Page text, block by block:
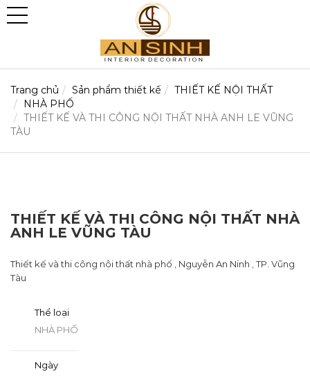
Trang chủ Sản phẩm thiết kế
THIẾT KẾ NỘI THẤT
NHÀ PHỐ
THIẾT KẾ VÀ THI CÔNG NỘI THẤT NHÀ ANH LE VŨNG
TÀU
THIẾT KẾ VÀ THI CÔNG NỘI THẤT NHÀ
ANH LE VŨNG TÀU
Thiết kế và thi công nội thất nhà phố , Nguyễn An Ninh , TP. Vũng
Tàu
Thể loại
NHÀ PHỐ
Ngày